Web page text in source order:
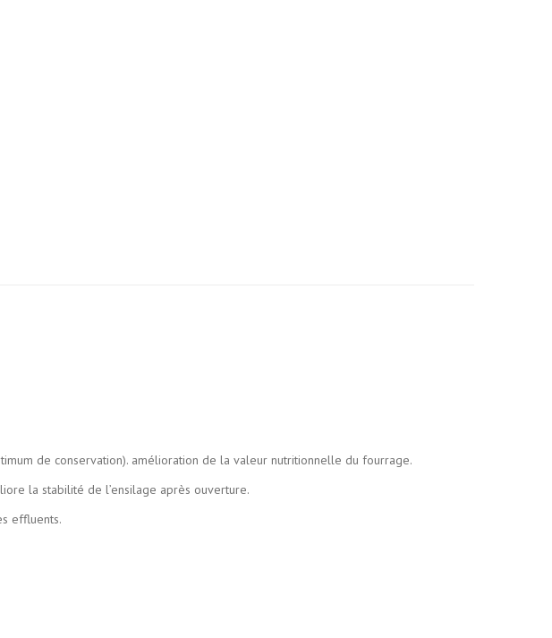
de conservation). amélioration de la valeur nutritionnelle du fourrage.
la stabilité de l’ensilage après ouverture.
effluents.